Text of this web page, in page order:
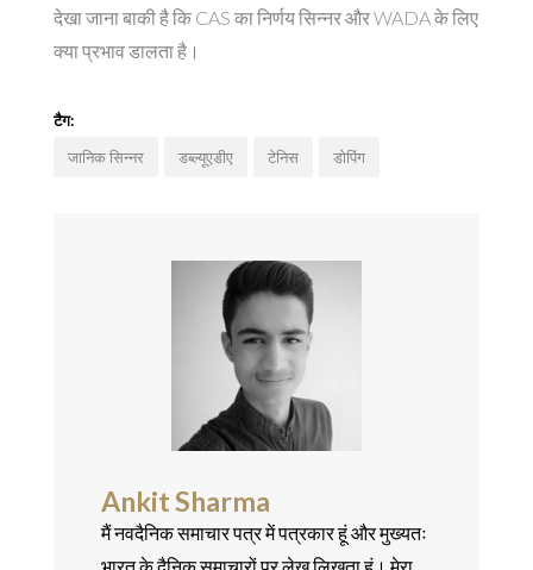
देखा जाना बाकी है कि CAS का निर्णय सिन्नर और WADA के लिए
क्या प्रभाव डालता है।
टैग:
जानिक सिन्नर
डब्ल्यूएडीए टेनिस डोपिंग
Ankit Sharma
मैं नवदैनिक समाचार पत्र में पत्रकार हूं और मुख्यतः